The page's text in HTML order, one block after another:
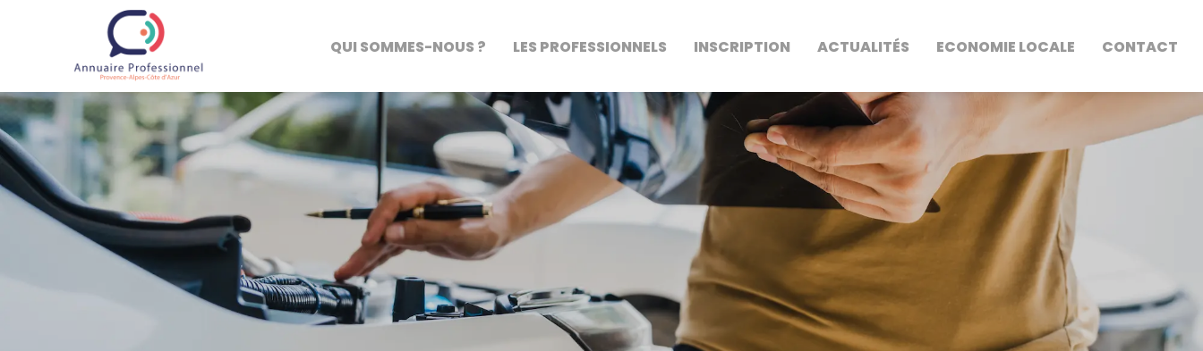
QUI SOMMES-NOUS ? LES PROFESSIONNELS INSCRIPTION ACTUALITÉS ECONOMIE LOCALE CONTACT